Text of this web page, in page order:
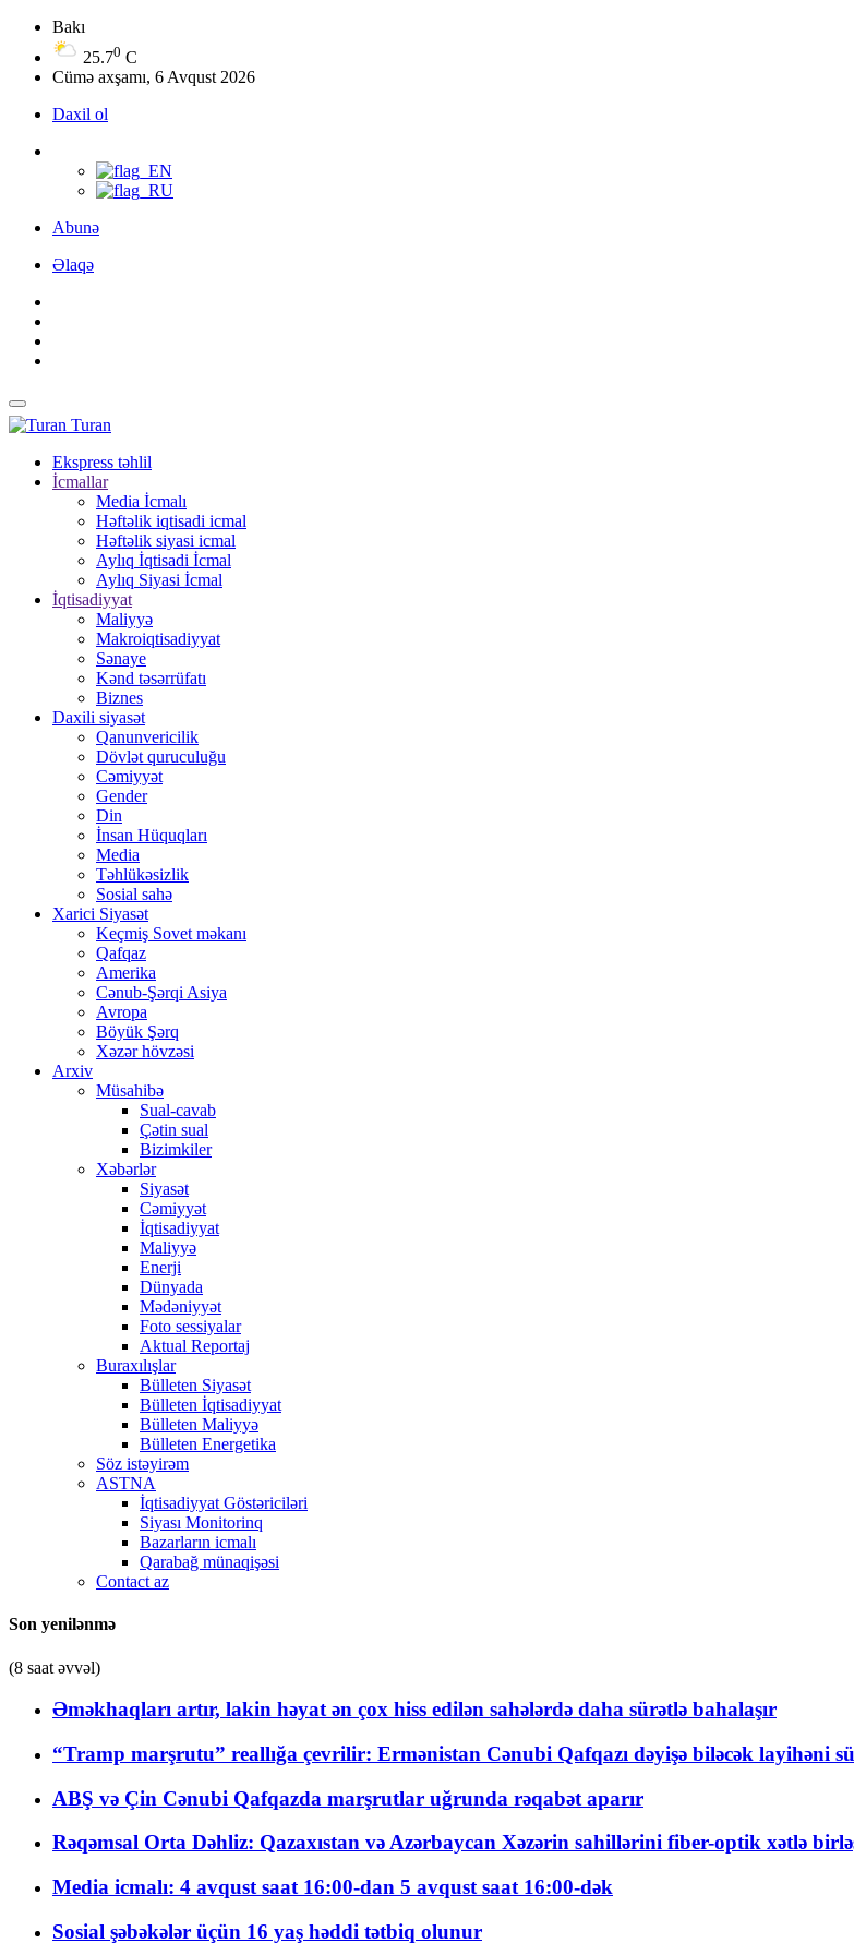
Bakı
25.70 C
Cümə axşamı, 6 Avqust 2026
Daxil ol
Abunə
Əlaqə
Turan
Ekspress təhlil
İcmallar
Media İcmalı
Həftəlik iqtisadi icmal
Həftəlik siyasi icmal
Aylıq İqtisadi İcmal
Aylıq Siyasi İcmal
İqtisadiyyat
Maliyyə
Makroiqtisadiyyat
Sənaye
Kənd təsərrüfatı
Biznes
Daxili siyasət
Qanunvericilik
Dövlət quruculuğu
Cəmiyyət
Gender
Din
İnsan Hüquqları
Media
Təhlükəsizlik
Sosial sahə
Xarici Siyasət
Keçmiş Sovet məkanı
Qafqaz
Amerika
Cənub-Şərqi Asiya
Avropa
Böyük Şərq
Xəzər hövzəsi
Arxiv
Müsahibə
Sual-cavab
Çətin sual
Bizimkiler
Xəbərlər
Siyasət
Cəmiyyət
İqtisadiyyat
Maliyyə
Enerji
Dünyada
Mədəniyyət
Foto sessiyalar
Aktual Reportaj
Buraxılışlar
Bülleten Siyasət
Bülleten İqtisadiyyat
Bülleten Maliyyə
Bülleten Energetika
Söz istəyirəm
ASTNA
İqtisadiyyat Göstəriciləri
Siyası Monitorinq
Bazarların icmalı
Qarabağ münaqişəsi
Contact az
Son yenilənmə
(8 saat əvvəl)
Əməkhaqları artır, lakin həyat ən çox hiss edilən sahələrdə daha sürətlə bahalaşır
“Tramp marşrutu” reallığa çevrilir: Ermənistan Cənubi Qafqazı dəyişə biləcək layihəni
ABŞ və Çin Cənubi Qafqazda marşrutlar uğrunda rəqabət aparır
Rəqəmsal Orta Dəhliz: Qazaxıstan və Azərbaycan Xəzərin sahillərini fiber-optik xətlə
Media icmalı: 4 avqust saat 16:00-dan 5 avqust saat 16:00-dək
Sosial şəbəkələr üçün 16 yaş həddi tətbiq olunur